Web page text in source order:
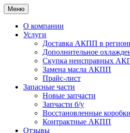
Меню
О компании
Услуги
Доставка АКПП в
Дополнительное
Скупка неисправных
Замена масла АКПП
Прайс-лист
Запасные части
Новые запчасти
Запчасти б/у
Восстановленные коробки
Контрактные АКПП
Отзывы